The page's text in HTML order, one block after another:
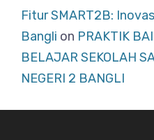
Fitur SMART2B:
Bangli on PRAKTIK
BELAJAR SEKOLAH
NEGERI 2 BANGLI